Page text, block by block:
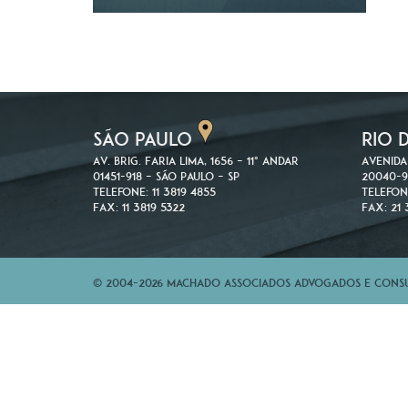
SÃO PAULO
Av. Brig. Faria Lima, 1656 – 11º andar
01451-918 – São Paulo – SP
Telefone: 11 3819 4855
Fax: 11 3819 5322
RIO
20040-
Fax: 21
© 2004-2026 Machado Associados Advogados e